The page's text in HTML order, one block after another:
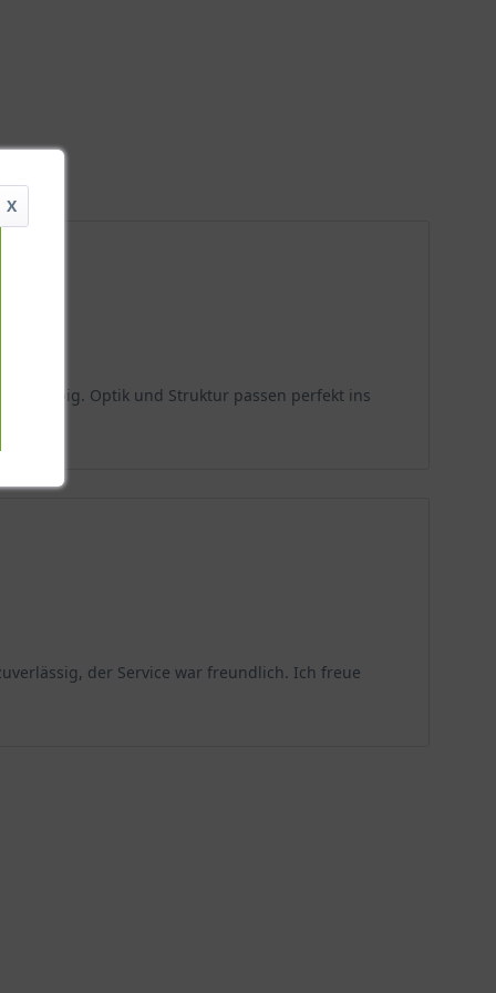
Optik und Struktur passen perfekt ins
der Service war freundlich. Ich freue
X